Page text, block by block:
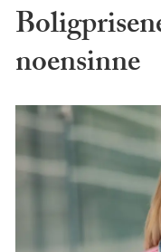
noensinne